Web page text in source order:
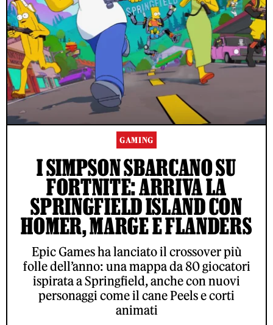
GAMING
I SIMPSON SBARCANO SU
FORTNITE: ARRIVA LA
SPRINGFIELD ISLAND CON
HOMER, MARGE E FLANDERS
Epic Games ha lanciato il crossover più
folle dell’anno: una mappa da 80 giocatori
ispirata a Springfield, anche con nuovi
personaggi come il cane Peels e corti
animati